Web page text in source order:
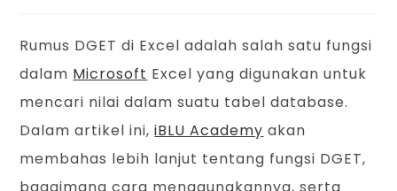
Rumus DGET di Excel adalah salah satu fungsi
dalam Microsoft Excel yang digunakan untuk
mencari nilai dalam suatu tabel database.
Dalam artikel ini,iBLU Academy akan
membahas lebih lanjut tentang fungsi DGET,